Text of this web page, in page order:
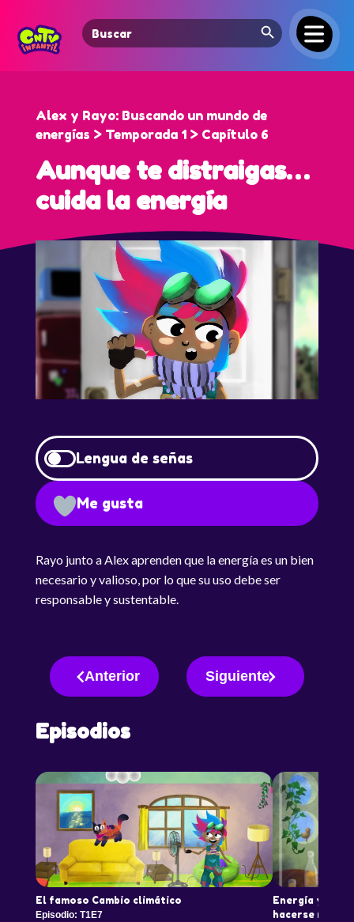
Search
for:
Search Button
Alex y Rayo: Buscando un mundo de
energías > Temporada 1 > Capítulo 6
Aunque te distraigas…
cuida la energía
Lengua de señas
Me gusta
Rayo junto a Alex aprenden que la energía es un bien
necesario y valioso, por lo que su uso debe ser
responsable y sustentable.
Anterior Siguiente
Episodios
El famoso Cambio climático
Episodio: T1E7
Energía y
hacerse